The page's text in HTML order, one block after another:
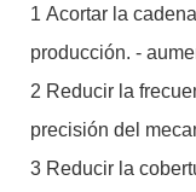
1 Acortar la
producción. -
2 Reducir la
precisión del
3 Reducir la